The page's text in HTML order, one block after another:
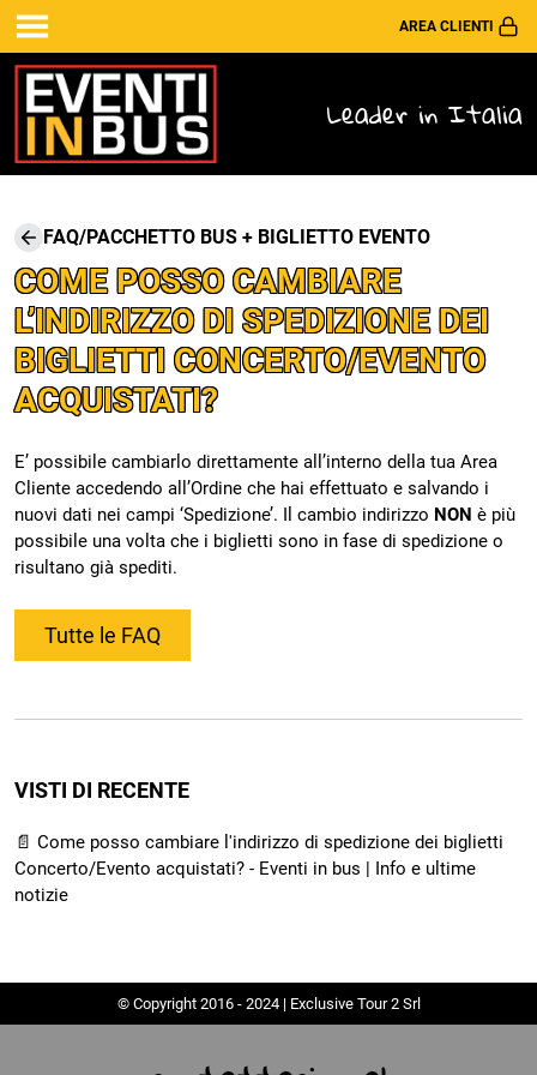
AREA CLIENTI
Leader in Italia
FAQ/PACCHETTO BUS + BIGLIETTO EVENTO
COME POSSO CAMBIARE
L’INDIRIZZO DI SPEDIZIONE DEI
BIGLIETTI CONCERTO/EVENTO
ACQUISTATI?
E’ possibile cambiarlo direttamente all’interno della tua Area
Cliente accedendo all’Ordine che hai effettuato e salvando i
nuovi dati nei campi ‘Spedizione’. Il cambio indirizzo NON è più
possibile una volta che i biglietti sono in fase di spedizione o
risultano già spediti.
Tutte le FAQ
VISTI DI RECENTE
📄 Come posso cambiare l'indirizzo di spedizione dei biglietti
Concerto/Evento acquistati? - Eventi in bus | Info e ultime
notizie
© Copyright 2016 - 2024 | Exclusive Tour 2 Srl